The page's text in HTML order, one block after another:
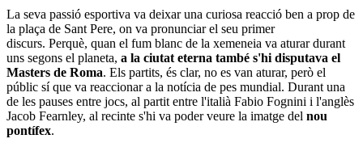
La seva passió esportiva va deixar una curiosa reacció ben a prop de
la plaça de Sant Pere, on va pronunciar el seu primer
discurs. Perquè, quan el fum blanc de la xemeneia va aturar durant
uns segons el planeta, a la ciutat eterna també s'hi disputava el
Masters de Roma. Els partits, és clar, no es van aturar, però el
públic sí que va reaccionar a la notícia de pes mundial. Durant una
de les pauses entre jocs, al partit entre l'italià Fabio Fognini i l'anglès
Jacob Fearnley, al recinte s'hi va poder veure la imatge del nou
pontífex.